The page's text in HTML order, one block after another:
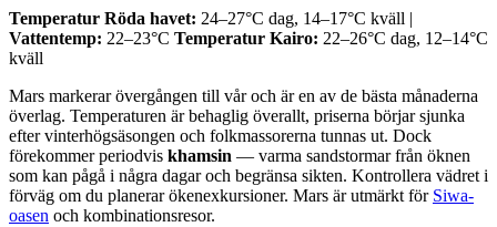
Temperatur Röda havet: 24–27°C dag, 14–17°C kväll |
Vattentemp: 22–23°C Temperatur Kairo: 22–26°C dag, 12–14°C
kväll
Mars markerar övergången till vår och är en av de bästa månaderna
överlag. Temperaturen är behaglig överallt, priserna börjar sjunka
efter vinterhögsäsongen och folkmassorerna tunnas ut. Dock
förekommer periodvis khamsin — varma sandstormar från öknen
som kan pågå i några dagar och begränsa sikten. Kontrollera vädret i
förväg om du planerar ökenexkursioner. Mars är utmärkt för Siwa-
oasen och kombinationsresor.